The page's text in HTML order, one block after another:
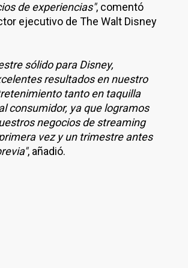
de experiencias", comentó
ejecutivo de The Walt Disney
sólido para Disney,
resultados en nuestro
tanto en taquilla
consumidor, ya que logramos
negocios de streaming
vez y un trimestre antes
, añadió.